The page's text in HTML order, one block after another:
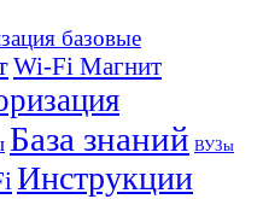
базовые
Wi-Fi Магнит
База знаний ВУЗы
Инструкции